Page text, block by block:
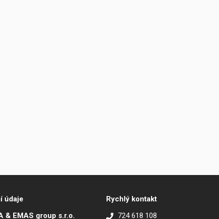
údaje
& EMAS group s.r.o.
Rychlý kontakt
724 618 108